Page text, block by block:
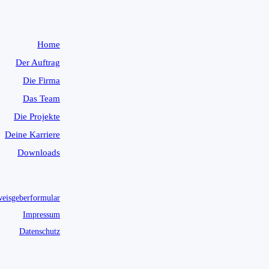
Home
Der Auftrag
Die Firma
Das Team
Die Projekte
Deine Karriere
Downloads
Impressum
Datenschutz